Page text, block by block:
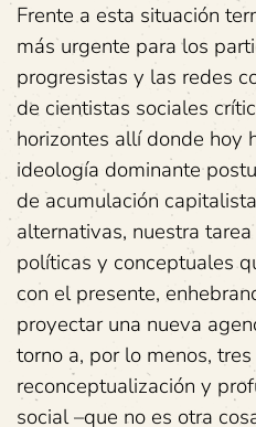
Frente a esta situación
más urgente para los
progresistas y las redes
de cientistas sociales
horizontes allí donde hoy
ideología dominante
de acumulación
alternativas, nuestra
políticas y conceptuales
con el presente,
proyectar una nueva
torno a, por lo menos,
reconceptualización y
social –que no es otra